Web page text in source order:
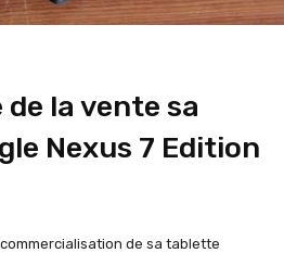
la vente sa
Nexus 7 Edition
de sa tablette